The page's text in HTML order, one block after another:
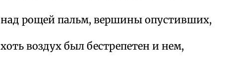
над рощей пальм, вершины опустивших,
хоть воздух был бестрепетен и нем,